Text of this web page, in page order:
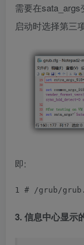
需要在
启动时选择第三
即:
1 # /grub/
3. 信息中心显示